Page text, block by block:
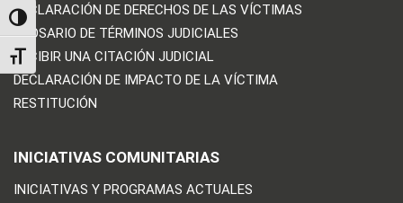
TOGGLE HIGH CONTRAST
TOGGLE FONT SIZE
DECLARACIÓN DE DERECHOS DE LAS VÍCTIMAS
GLOSARIO DE TÉRMINOS JUDICIALES
RECIBIR UNA CITACIÓN JUDICIAL
DECLARACIÓN DE IMPACTO DE LA VÍCTIMA
RESTITUCIÓN
INICIATIVAS COMUNITARIAS
INICIATIVAS Y PROGRAMAS ACTUALES